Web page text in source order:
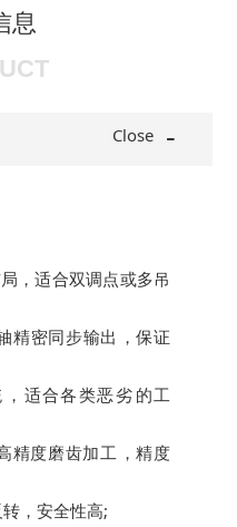
息
Close -
，适合双调点或多吊
精密同步输出，保证
适合各类恶劣的工
度磨齿加工，精度
，安全性高;